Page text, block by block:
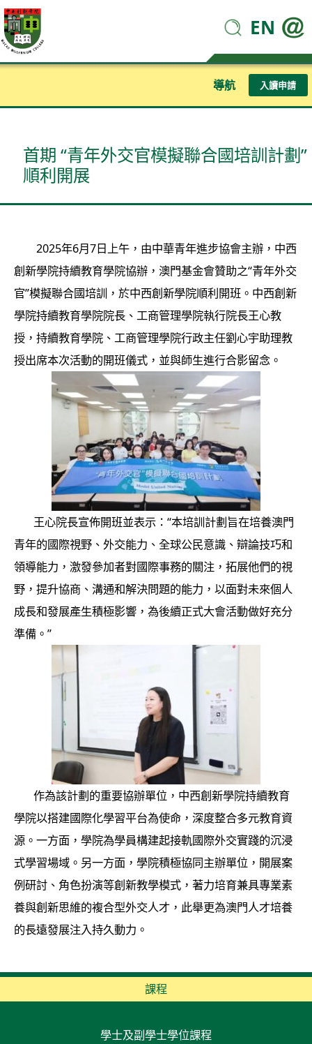
EN
導航 入讀申請
首期 “青年外交官模擬聯合國培訓計劃”
順利開展
2025年6月7日上午，由中華青年進步協會主辦，中西
創新學院持續教育學院協辦，澳門基金會贊助之“青年外交
官”模擬聯合國培訓，於中西創新學院順利開班。中西創新
學院持續教育學院院長、工商管理學院執行院長王心教
授，持續教育學院、工商管理學院行政主任劉心宇助理教
授出席本次活動的開班儀式，並與師生進行合影留念。
王心院長宣佈開班並表示：“本培訓計劃旨在培養澳門
青年的國際視野、外交能力、全球公民意識、辯論技巧和
領導能力，激發參加者對國際事務的關注，拓展他們的視
野，提升協商、溝通和解決問題的能力，以面對未來個人
成長和發展產生積極影響，為後續正式大會活動做好充分
準備。”
作為該計劃的重要協辦單位，中西創新學院持續教育
學院以搭建國際化學習平台為使命，深度整合多元教育資
源。一方面，學院為學員構建起接軌國際外交實踐的沉浸
式學習場域。另一方面，學院積極協同主辦單位，開展案
例研討、角色扮演等創新教學模式，著力培育兼具專業素
養與創新思維的複合型外交人才，此舉更為澳門人才培養
的長遠發展注入持久動力。
課程
學士及副學士學位課程